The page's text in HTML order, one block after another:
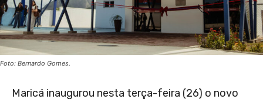
Foto: Bernardo Gomes.
Maricá inaugurou nesta terça-feira (26) o novo